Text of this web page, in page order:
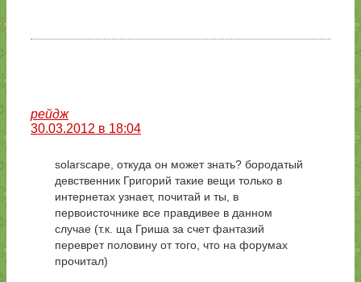
рейдж
30.03.2012 в 18:04
solarscape, откуда он может знать? бородатый
девственник Григорий такие вещи только в
интернетах узнает, почитай и ты, в
первоисточнике все правдивее в данном
случае (т.к. ща Гриша за счет фантазий
переврет половину от того, что на форумах
прочитал)